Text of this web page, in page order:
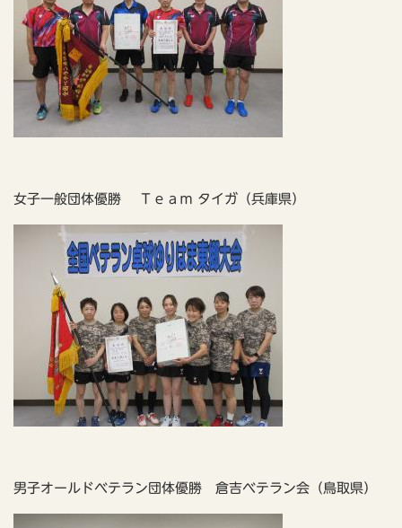
女子一般団体優勝 Ｔｅａｍ タイガ（兵庫県）
男子オールドベテラン団体優勝 倉吉ベテラン会（鳥取県）